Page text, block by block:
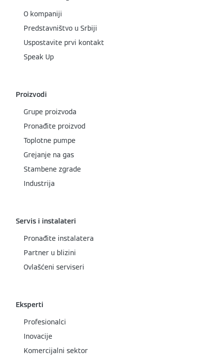
O kompaniji
Predstavništvo u Srbiji
Uspostavite prvi kontakt
Speak Up
Proizvodi
Grupe proizvoda
Pronađite proizvod
Toplotne pumpe
Grejanje na gas
Stambene zgrade
Industrija
Servis i instalateri
Pronađite instalatera
Partner u blizini
Ovlašćeni serviseri
Eksperti
Profesionalci
Inovacije
Komercijalni sektor